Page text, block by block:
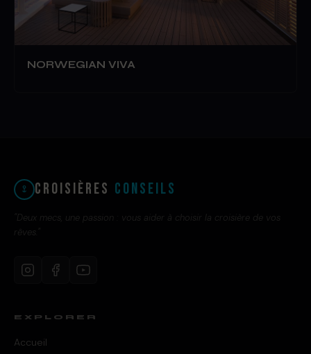
NORWEGIAN VIVA
Croisières Conseils
"Deux mecs, une passion : vous aider à choisir la croisière de vos
rêves."
EXPLORER
Accueil